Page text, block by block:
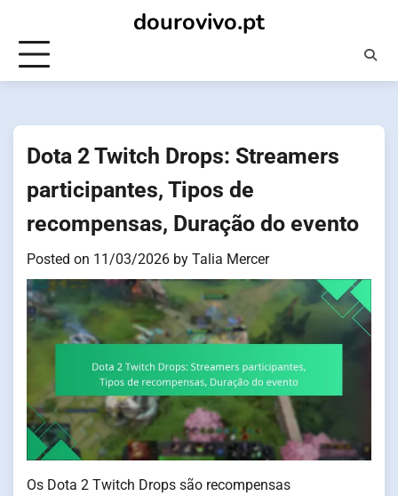
content
dourovivo.pt
Dota 2 Twitch Drops: Streamers
participantes, Tipos de
recompensas, Duração do evento
Posted on 11/03/2026 by Talia Mercer
Os Dota 2 Twitch Drops são recompensas